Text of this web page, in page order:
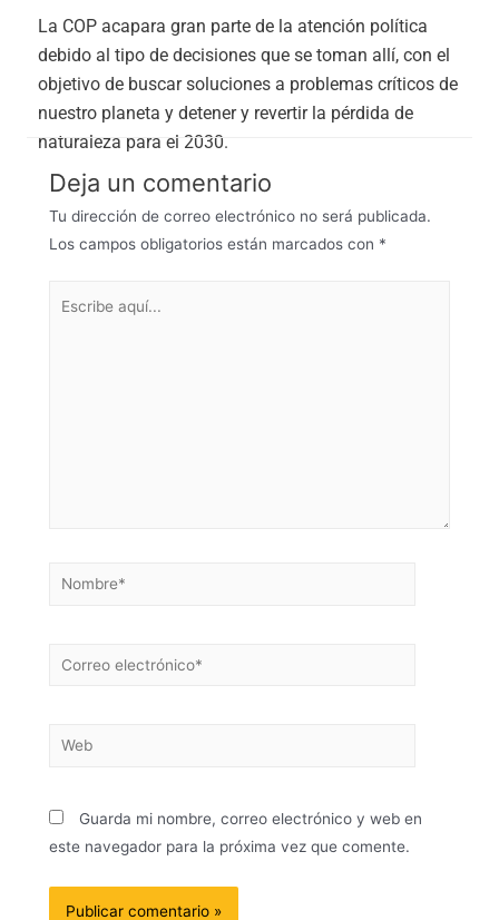
La COP acapara gran parte de la atención política
debido al tipo de decisiones que se toman allí, con el
objetivo de buscar soluciones a problemas críticos de
nuestro planeta y detener y revertir la pérdida de
naturaleza para el 2030.
Deja un comentario
Tu dirección de correo electrónico no será publicada.
Los campos obligatorios están marcados con *
Guarda mi nombre, correo electrónico y web en
este navegador para la próxima vez que comente.